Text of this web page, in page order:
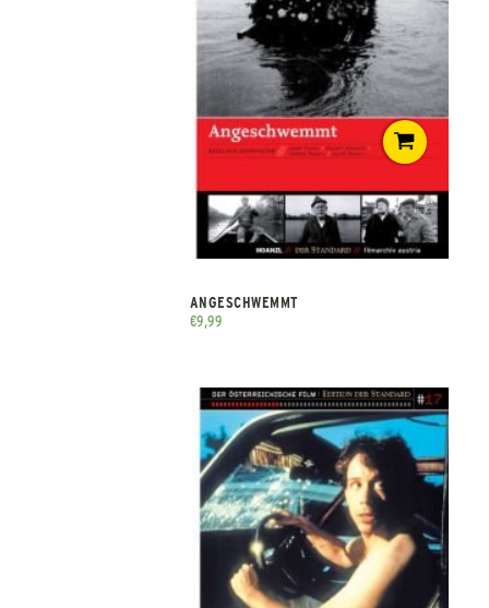
ANGESCHWEMMT
€9,99